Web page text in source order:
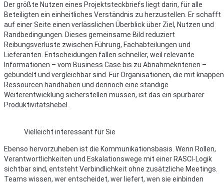
Der größte Nutzen eines Projektsteckbriefs liegt darin, für alle
Beteiligten ein einheitliches Verständnis zu herzustellen. Er schafft
auf einer Seite einen verlässlichen Überblick über Ziel, Nutzen und
Randbedingungen. Dieses gemeinsame Bild reduziert
Reibungsverluste zwischen Führung, Fachabteilungen und
Lieferanten. Entscheidungen fallen schneller, weil relevante
Informationen – vom Business Case bis zu Abnahmekriterien –
gebündelt und vergleichbar sind. Für Organisationen, die mit knappen
Ressourcen handhaben und dennoch eine ständige
Weiterentwicklung sicherstellen müssen, ist das ein spürbarer
Produktivitätshebel.
Vielleicht interessant für Sie
Ebenso hervorzuheben ist die Kommunikationsbasis. Wenn Rollen,
Verantwortlichkeiten und Eskalationswege mit einer RASCI-Logik
sichtbar sind, entsteht Verbindlichkeit ohne zusätzliche Meetings.
Teams wissen, wer entscheidet, wer liefert, wen sie einbinden